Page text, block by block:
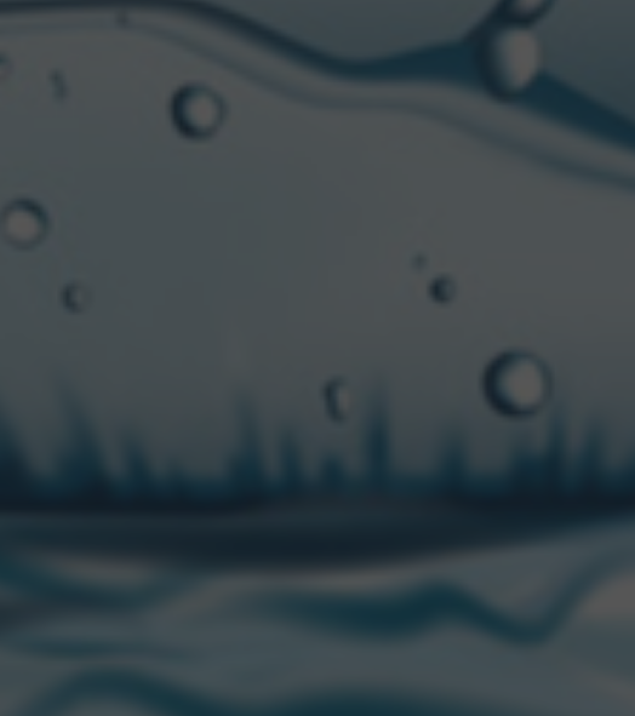
almacenes y en el canal de venta online
La Barra
que inspira, fomenta la creatividad e innovación como un valor
traemos al país un nuevo lanzamiento para disfrutar de una cerveza
frescura y sabor único que hace que la gente la elija desde hace años
Manager de Grolsch.
de historia y una identidad muy marcada por su símbolo de la
característico doble lúpulo, la marca trae una nueva propuesta al
Grolsch demuestra que no sólo le brinda a sus consumidores
su compromiso para con ellos, ofreciéndoles propuestas
los gustos.
oficial de la marca